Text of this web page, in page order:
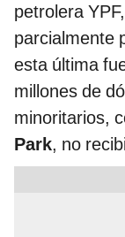
petrolera
parcialmente
esta última
millones de
minoritarios,
Park, no